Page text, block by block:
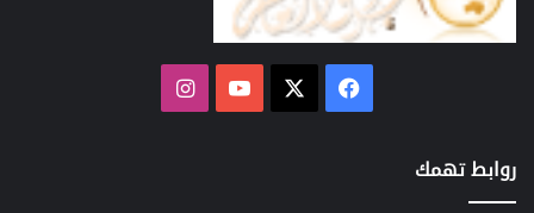
فيسبوك ‫YouTubeانستقرام
روابط تهمك